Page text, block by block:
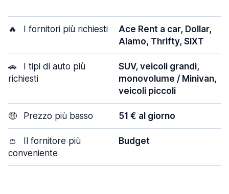
🔥 I fornitori più richiesti
Ace Rent a car, Dollar,
Alamo, Thrifty, SIXT
🚗
I tipi di auto più
richiesti
SUV, veicoli grandi,
monovolume / Minivan,
veicoli piccoli
🤑 Prezzo più basso 51 € al giorno
👛
Il fornitore più
conveniente
Budget